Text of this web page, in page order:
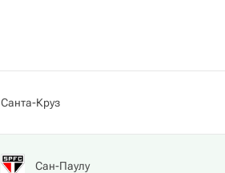
Санта-Круз
Сан-Паулу